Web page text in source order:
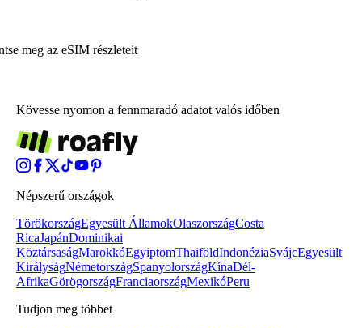
meg az eSIM részleteit
Kövesse nyomon a fennmaradó adatot valós időben
Népszerű országok
TörökországEgyesült ÁllamokOlaszországCosta
RicaJapánDominikai
KöztársaságMarokkóEgyiptomThaiföldIndonéziaSvájcEgyesült
KirályságNémetországSpanyolországKínaDél-
AfrikaGörögországFranciaországMexikóPeru
Tudjon meg többet